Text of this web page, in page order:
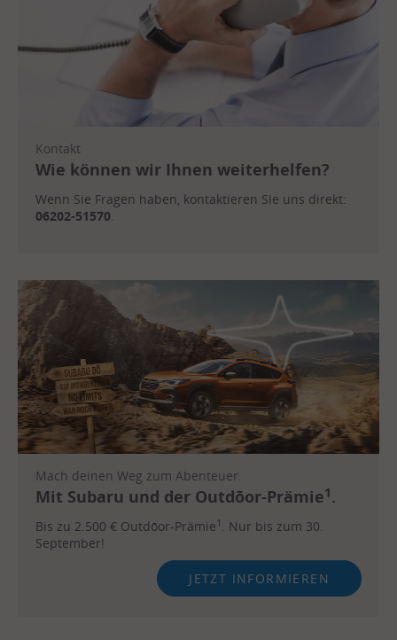
Kontakt
Wie können wir Ihnen weiterhelfen?
Wenn Sie Fragen haben, kontaktieren Sie uns direkt:
06202-51570.
Mach deinen Weg zum Abenteuer.
Mit Subaru und der Outdōor-Prämie1.
Bis zu 2.500 € Outdōor-Prämie1 . Nur bis zum 30.
September!
JETZT INFORMIEREN